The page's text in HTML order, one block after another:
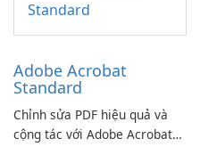
Adobe Acrobat
Standard
Chỉnh sửa PDF hiệu quả và
cộng tác với Adobe Acrobat